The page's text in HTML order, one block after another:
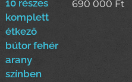
10 részes
komplett
étkező
bútor fehér
arany
színben
690 000 Ft